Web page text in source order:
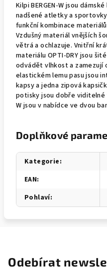
Kilpi BERGEN-W jsou
nadšené atletky a
funkční kombinace
Vzdušný materiál vnějších
větrá a ochlazuje. Vnitřní
materiálu OPTI-DRY jsou
odvádět vlhkost a zamezují
elastickém lemu pasu jsou
kapsy a jedna zipová
potisky jsou dobře viditelné
W jsou v nabídce ve dvou
Doplňkové
Kategorie:
EAN:
Pohlaví:
Odebírat